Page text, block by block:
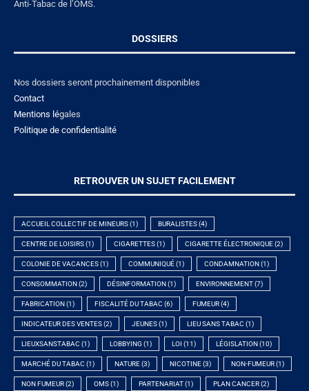
Anti-Tabac de l’OMS.
DOSSIERS
Nos dossiers seront prochainement disponibles
Contact
Mentions légales
Politique de confidentialité
RETROUVER UN SUJET FACILEMENT
ACCUEIL COLLECTIF DE MINEURS(1) BURALISTES(4)
CENTRE DE LOISIRS(1) CIGARETTES(1) CIGARETTE ÉLECTRONIQUE(2)
COLONIE DE VACANCES(1) COMMUNIQUÉ(1) CONDAMNATION(1)
CONSOMMATION(2) DÉSINFORMATION(1) ENVIRONNEMENT(7)
FABRICATION(1) FISCALITÉ DU TABAC (6) FUMEUR(4)
INDICATEUR DES VENTES(2) JEUNES(1) LIEU SANS TABAC (1)
LIEUXSANSTABAC (1) LOBBYING (1) LOI (11) LÉGISLATION(10)
MARCHÉ DU TABAC (1) NATURE(3) NICOTINE(3) NON-FUMEUR(1)
NON FUMEUR(2) OMS(1) PARTENARIAT(1) PLAN CANCER(2)